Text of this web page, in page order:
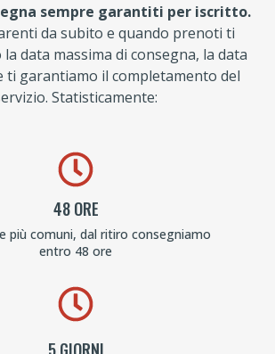
sempre garantiti per iscritto.
da subito e quando prenoti ti
data massima di consegna, la data
ti garantiamo il completamento del
Statisticamente:
48 ORE
più comuni, dal ritiro consegniamo
entro 48 ore